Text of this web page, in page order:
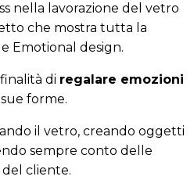
nella lavorazione del vetro
che mostra tutta la
Emotional design.
di regalare emozioni
forme.
il vetro, creando oggetti
sempre conto delle
cliente.